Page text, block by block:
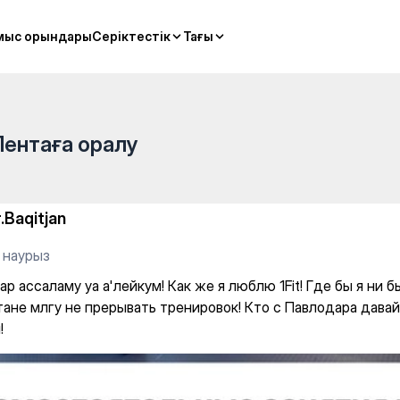
орындарыСеріктестік Тағы
орындарыСеріктестік Тағы
Как же я люблю 1Fit!
оралу
наурыз
ассаламу уа а'лейкум! Как же я люблю 1Fit! Где бы я ни
млгу не прерывать тренировок! Кто с Павлодара